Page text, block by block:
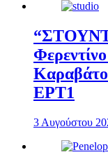
ΕΡΤ1
3 Αυγούστου